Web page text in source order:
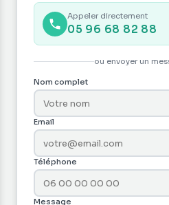
Appeler directement
05 96 68 82 88
ou envoyer un
Nom complet
Email
Téléphone
Message